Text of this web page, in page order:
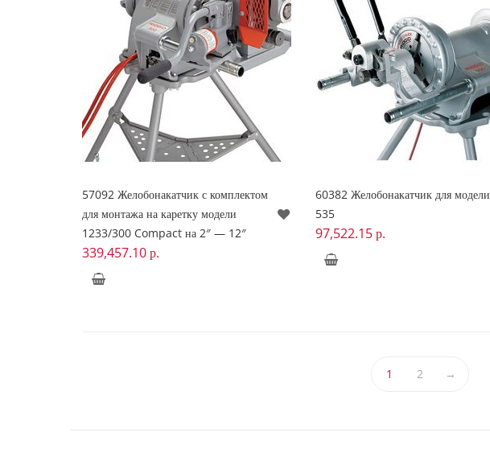
57092 Желобонакатчик с комплектом
для монтажа на каретку модели
1233/300 Compact на 2″ — 12″
339,457.10р.
60382 Желобонакатчик для модели
535
97,522.15р.
1 2 →